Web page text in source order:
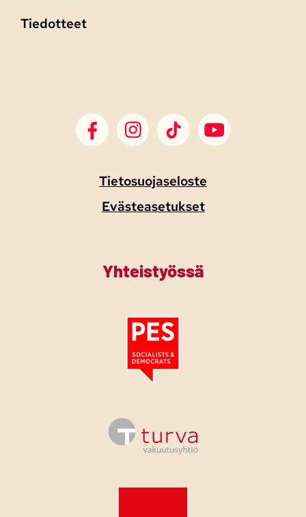
Tiedotteet
SDP Facebook
SDP Instagram
SDP TikTokSDP Youtube
Tietosuojaseloste
Evästeasetukset
Yhteistyössä
Tutustu PES:n periaatejulistukseen